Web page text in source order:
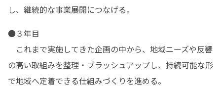
し、継続的な事業展開につなげる。
●３年目
これまで実施してきた企画の中から、地域ニーズや反響
の高い取組みを整理・ブラッシュアップし、持続可能な形
で地域へ定着できる仕組みづくりを進める。